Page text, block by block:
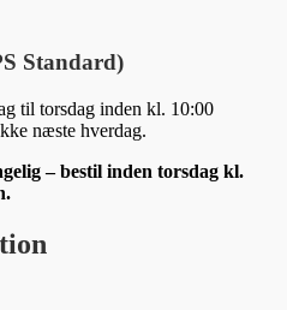
til torsdag inden kl. 10:00
næste hverdag.
– bestil inden torsdag kl.